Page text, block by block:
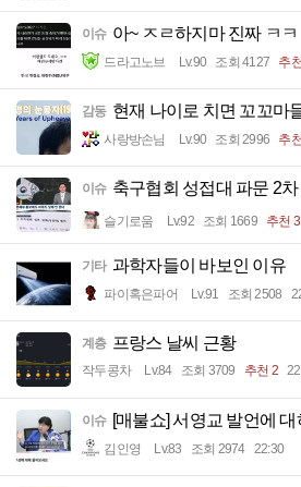
이슈 아~ ㅈㄹ하지마 진짜 ㅋㅋ
드라고노브 Lv.90 조회 4127 추
감동 현재 나이로 치면 꼬꼬마
사랑방손님 Lv.90 조회 2996 추
이슈 축구협회 성접대 파문 2
슬기로움 Lv.92 조회 1669 추천 3
기타 과학자들이 바보인 이유
파이혹은파어 Lv.91 조회 2508
계층 프랑스 날씨 근황
작두콩차 Lv.84 조회 3709 추천 2
이슈 [매불쇼] 서영교 발언에 대
김인영 Lv.83 조회 2974 22:30